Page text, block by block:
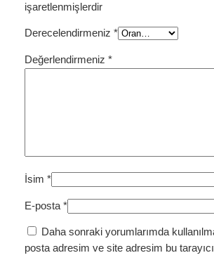
işaretlenmişlerdir
Derecelendirmeniz *
Değerlendirmeniz *
İsim *
E-posta *
Daha sonraki yorumlarımda
posta adresim ve site adresim bu